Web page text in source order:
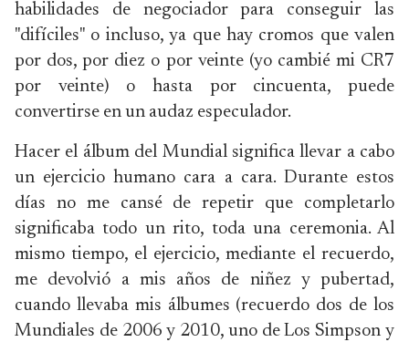
habilidades de negociador para conseguir las
"difíciles" o incluso, ya que hay cromos que valen
por dos, por diez o por veinte (yo cambié mi CR7
por veinte) o hasta por cincuenta, puede
convertirse en un audaz especulador.
Hacer el álbum del Mundial significa llevar a cabo
un ejercicio humano cara a cara. Durante estos
días no me cansé de repetir que completarlo
significaba todo un rito, toda una ceremonia. Al
mismo tiempo, el ejercicio, mediante el recuerdo,
me devolvió a mis años de niñez y pubertad,
cuando llevaba mis álbumes (recuerdo dos de los
Mundiales de 2006 y 2010, uno de Los Simpson y